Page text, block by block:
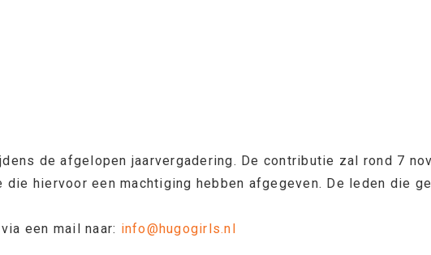
de afgelopen jaarvergadering. De contributie zal rond 7
hiervoor een machtiging hebben afgegeven. De leden die
een mail naar: info@hugogirls.nl